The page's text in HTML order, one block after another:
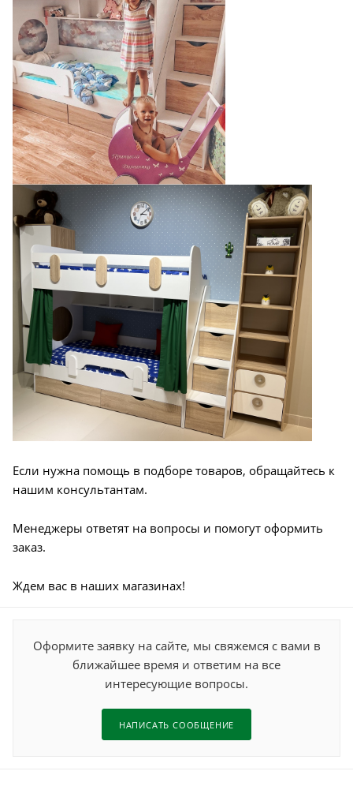
Если нужна помощь в подборе товаров, обращайтесь к
нашим консультантам.
Менеджеры ответят на вопросы и помогут оформить
заказ.
Ждем вас в наших магазинах!
Оформите заявку на сайте, мы свяжемся с вами в
ближайшее время и ответим на все
интересующие вопросы.
НАПИСАТЬ СООБЩЕНИЕ